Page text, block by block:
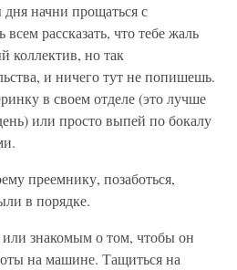
начни прощаться с
рассказать, что тебе жаль
коллектив, но так
и ничего тут не попишешь.
в своем отделе (это лучше
или просто выпей по бокалу
преемнику, позаботься,
в порядке.
знакомым о том, чтобы он
на машине. Тащиться на